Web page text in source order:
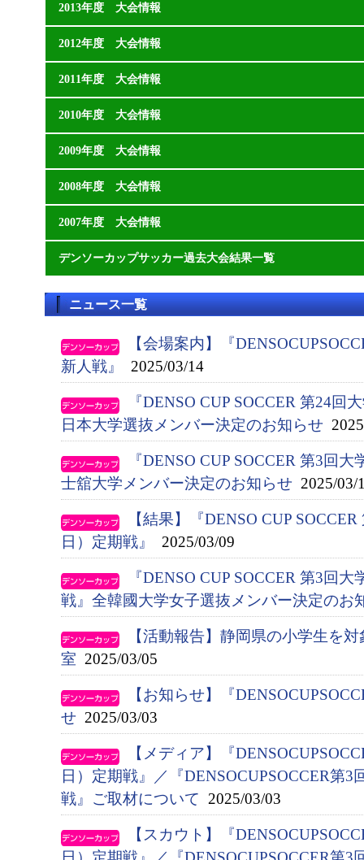
2013年度 大会情報
2012年度 大会情報
2011年度 大会情報
2010年度 大会情報
2009年度 大会情報
2008年度 大会情報
2007年度 大会情報
デンソーカップサッカー過去大会結果一覧
ニュース一覧
【会場案内】『
新人戦』
2025/03/14
『DENSO CUP SOCCER 第24回
日本大学選抜メンバー決定のお知らせ
『DENSO CUP SOCCER 第3回
士舘大学メンバー決定のお知らせ 2025/03/
【結果】『DENSO CUP
日）定期戦』
2025/03/09
『DENSO CUP SOCCER 第3回
戦』全韓國大学女子選抜メンバー決定のお
【活動報告】静岡県の小学生を
室 2025/03/05
【お知らせ】『
せ 2025/03/03
【メディア】『
日）定期戦』／『DENSOCUPSOCCER第
戦』ご取材について 2025/03/03
【スカウト】『